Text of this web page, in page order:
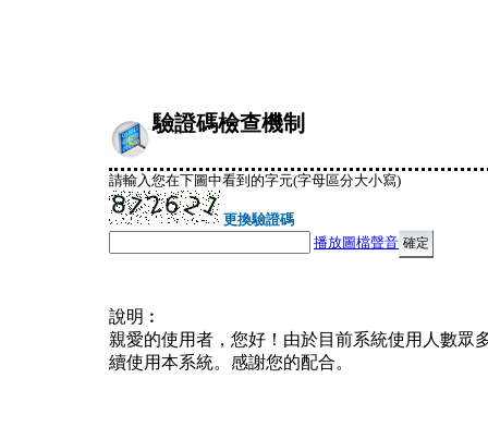
驗證碼檢查機制
請輸入您在下圖中看到的字元(字母區分大小寫)
更換驗證碼
播放圖檔聲音
說明︰
親愛的使用者，您好！由於目前系統使用人數眾
續使用本系統。感謝您的配合。